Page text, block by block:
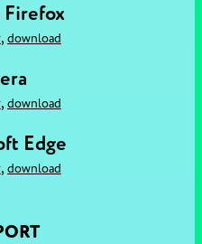
, download
, download
Edge
, download